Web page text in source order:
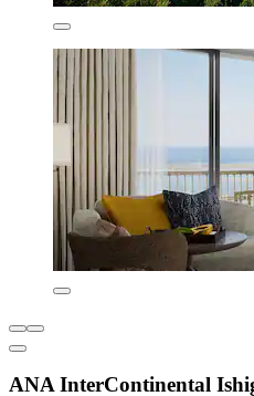
ANA InterContinental